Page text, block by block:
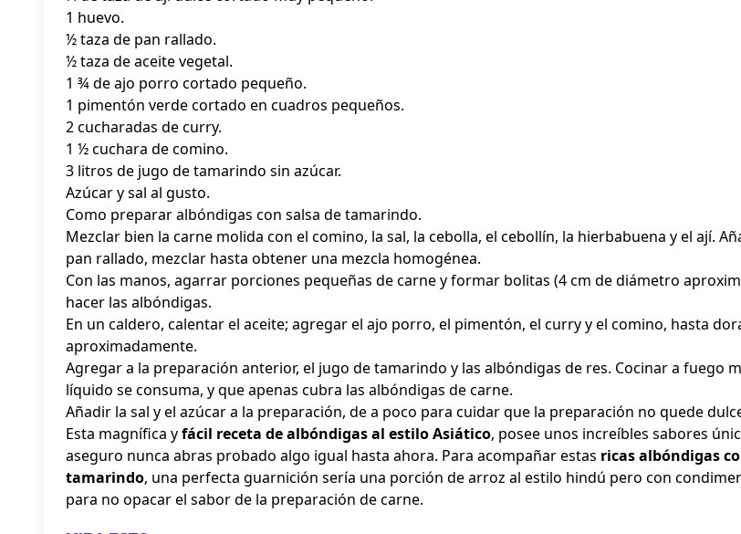
1 huevo.
½ taza de pan rallado.
½ taza de aceite vegetal.
1 ¾ de ajo porro cortado pequeño.
1 pimentón verde cortado en cuadros pequeños.
2 cucharadas de curry.
1 ½ cuchara de comino.
3 litros de jugo de tamarindo sin azúcar.
Azúcar y sal al gusto.
Como preparar albóndigas con salsa de tamarindo.
Mezclar bien la carne molida con el comino, la sal, la cebolla, el cebollín, la hierbabuena y el ají.
pan rallado, mezclar hasta obtener una mezcla homogénea.
Con las manos, agarrar porciones pequeñas de carne y formar bolitas (4 cm de diámetro
hacer las albóndigas.
En un caldero, calentar el aceite; agregar el ajo porro, el pimentón, el curry y el comino, hasta
aproximadamente.
Agregar a la preparación anterior, el jugo de tamarindo y las albóndigas de res. Cocinar a fuego
líquido se consuma, y que apenas cubra las albóndigas de carne.
Añadir la sal y el azúcar a la preparación, de a poco para cuidar que la preparación no quede
Esta magnífica yfácil receta de albóndigas al estilo Asiático, posee unos increíbles sabores
aseguro nunca abras probado algo igual hasta ahora. Para acompañar estas ricas albóndigas
tamarindo, una perfecta guarnición sería una porción de arroz al estilo hindú pero con
para no opacar el sabor de la preparación de carne.